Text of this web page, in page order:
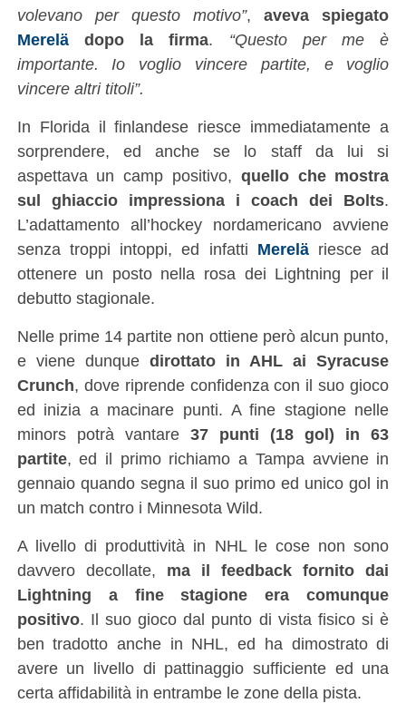
volevano per questo motivo”,aveva spiegato
Merelädopo la firma. “Questo per me è
importante. Io voglio vincere partite, e voglio
vincere altri titoli”.
In Florida il finlandese riesce immediatamente a
sorprendere, ed anche se lo staff da lui si
aspettava un camp positivo, quello che mostra
sul ghiaccio impressiona i coach dei Bolts.
L’adattamento all’hockey nordamericano avviene
senza troppi intoppi, ed infatti Mereläriesce ad
ottenere un posto nella rosa dei Lightning per il
debutto stagionale.
Nelle prime 14 partite non ottiene però alcun punto,
e viene dunque dirottato in AHL ai Syracuse
Crunch, dove riprende confidenza con il suo gioco
ed inizia a macinare punti. A fine stagione nelle
minors potrà vantare 37 punti (18 gol) in 63
partite, ed il primo richiamo a Tampa avviene in
gennaio quando segna il suo primo ed unico gol in
un match contro i Minnesota Wild.
A livello di produttività in NHL le cose non sono
davvero decollate, ma il feedback fornito dai
Lightning a fine stagione era comunque
positivo. Il suo gioco dal punto di vista fisico si è
ben tradotto anche in NHL, ed ha dimostrato di
avere un livello di pattinaggio sufficiente ed una
certa affidabilità in entrambe le zone della pista.